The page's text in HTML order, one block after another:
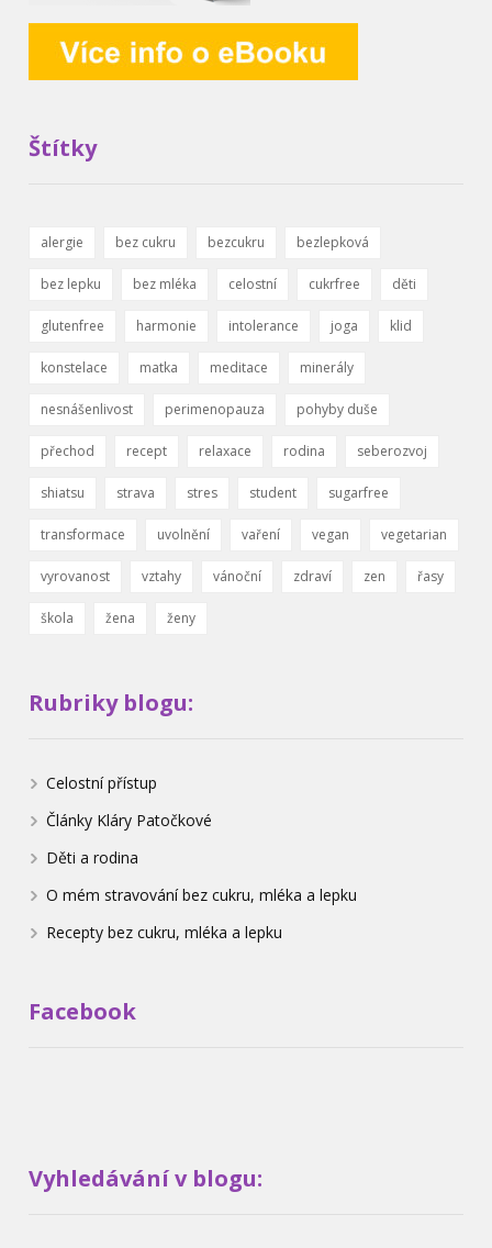
Štítky
alergie bez cukru bezcukru bezlepková
bez lepku bez mléka celostní cukrfree děti
glutenfree harmonie intolerance joga klid
konstelace matka meditace minerály
nesnášenlivost perimenopauza pohyby duše
přechod recept relaxace rodina seberozvoj
shiatsu strava stres student sugarfree
transformace uvolnění vaření vegan vegetarian
vyrovanost vztahy vánoční zdraví zen řasy
škola žena ženy
Rubriky blogu:
Celostní přístup
Články Kláry Patočkové
Děti a rodina
O mém stravování bez cukru, mléka a lepku
Recepty bez cukru, mléka a lepku
Facebook
Vyhledávání v blogu: